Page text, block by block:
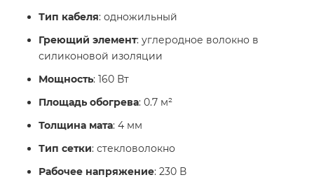
Тип кабеля: одножильный
Греющий элемент: углеродное волокно в
силиконовой изоляции
Мощность: 160 Вт
Площадь обогрева: 0.7 м²
Толщина мата: 4 мм
Тип сетки: стекловолокно
Рабочее напряжение: 230 В